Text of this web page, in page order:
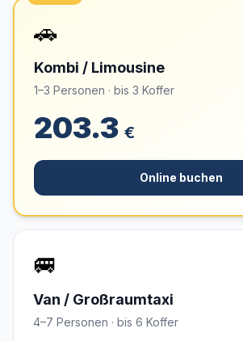
🚗
Kombi / Limousine
1–3 Personen · bis 3 Koffer
203.3 €
Online buchen
🚐
Van / Großraumtaxi
4–7 Personen · bis 6 Koffer